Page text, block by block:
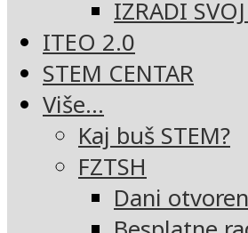
IZRADI
ITEO 2.0
STEM CENTAR
Više…
Kaj buš STEM?
FZTSH
Dani